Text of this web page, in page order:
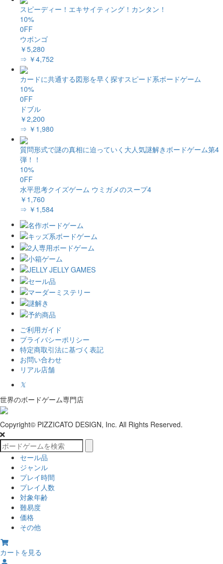
スピーディー！エキサイティング！カンタン！
10%
0FF
ウボンゴ
￥5,280
⇒ ￥4,752
カードに共通する図形を早く探すスピード系ボードゲーム
10%
0FF
ドブル
￥2,200
⇒ ￥1,980
質問形式で謎の真相に迫っていく大人気謎解きボードゲーム第4
弾！！
10%
0FF
水平思考クイズゲーム ウミガメのスープ4
￥1,760
⇒ ￥1,584
ご利用ガイド
プライバシーポリシー
特定商取引法に基づく表記
お問い合わせ
リアル店舗
𝕏
世界のボードゲーム専門店
Copyright© PIZZICATO DESIGN, Inc. All Rights Reserved.
セール品
ジャンル
プレイ時間
プレイ人数
対象年齢
難易度
価格
その他
カートを見る